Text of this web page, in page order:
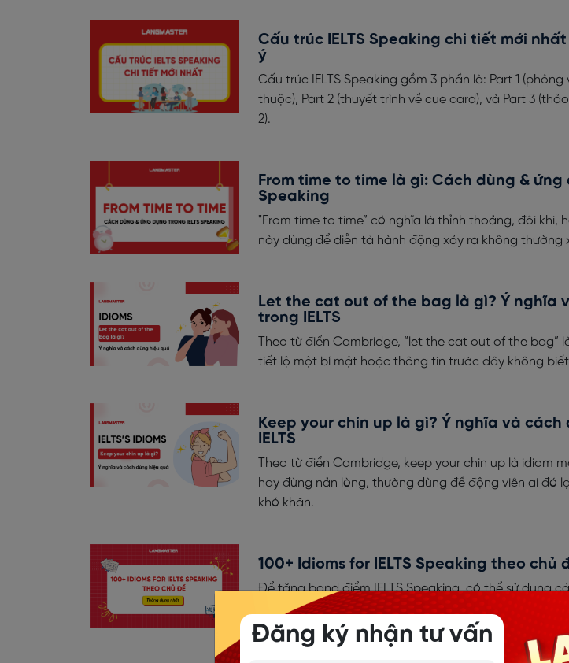
Cấu trúc IELTS Speaking chi tiết mới
ý
Cấu trúc IELTS Speaking gồm 3 phần là: Part 1
thuộc), Part 2 (thuyết trình về cue card), và Part 3
2).
From time to time là gì: Cách dùng & ứng
Speaking
"From time to time” có nghĩa là thỉnh thoảng, đôi khi,
này dùng để diễn tả hành động xảy ra không thường
Let the cat out of the bag là gì? Ý nghĩa
trong IELTS
Theo từ điển Cambridge, “let the cat out of the bag”
tiết lộ một bí mật hoặc thông tin trước đây không
Keep your chin up là gì? Ý nghĩa và
IELTS
Theo từ điển Cambridge, keep your chin up là idiom
hay đừng nản lòng, thường dùng để động viên ai đó
khó khăn.
100+ Idioms for IELTS Speaking theo
Để tăng band điểm IELTS Speaking, có thể sử dụng
over the moon, under the weather,... Việc này sẽ giúp
có điểm cao hơn.
Đăng ký nhận tư vấn